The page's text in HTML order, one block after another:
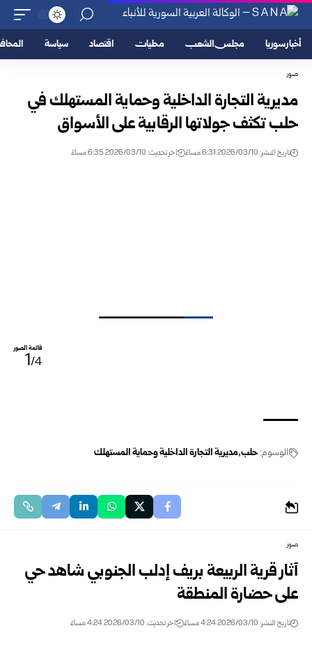
أخبار سوريا مجلس الشعب محليات اقتصاد سياسة
صور
مديرية التجارة الداخلية وحماية المستهلك في
حلب تكثف جولاتها الرقابية على الأسواق
تاريخ النشر: 2026/03/10 6:31 مساءً اخر تحديث: 2026/03/10 6:35 مساءً
قائمة الصور
1/4
الوسوم:حلب مديرية التجارة الداخلية وحماية المستهلك
صور
آثار قرية الربيعة بريف إدلب الجنوبي شاهد حي
على حضارة المنطقة
تاريخ النشر: 2026/03/10 4:24 مساءً اخر تحديث: 2026/03/10 4:24 مساءً